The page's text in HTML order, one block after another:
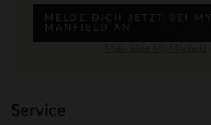
MELDE DICH JETZT BEI MY
MANFIELD AN
Service